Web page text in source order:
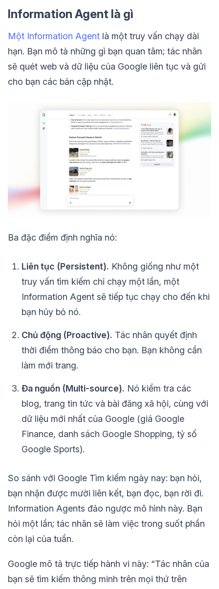
Information Agent là gì
Một Information Agent là một truy vấn chạy dài
hạn. Bạn mô tả những gì bạn quan tâm; tác nhân
sẽ quét web và dữ liệu của Google liên tục và gửi
cho bạn các bản cập nhật.
Ba đặc điểm định nghĩa nó:
Liên tục (Persistent). Không giống như một
truy vấn tìm kiếm chỉ chạy một lần, một
Information Agent sẽ tiếp tục chạy cho đến khi
bạn hủy bỏ nó.
Chủ động (Proactive). Tác nhân quyết định
thời điểm thông báo cho bạn. Bạn không cần
làm mới trang.
Đa nguồn (Multi-source). Nó kiểm tra các
blog, trang tin tức và bài đăng xã hội, cùng với
dữ liệu mới nhất của Google (giá Google
Finance, danh sách Google Shopping, tỷ số
Google Sports).
So sánh với Google Tìm kiếm ngày nay: bạn hỏi,
bạn nhận được mười liên kết, bạn đọc, bạn rời đi.
Information Agents đảo ngược mô hình này. Bạn
hỏi một lần; tác nhân sẽ làm việc trong suốt phần
còn lại của tuần.
Google mô tả trực tiếp hành vi này: “Tác nhân của
bạn sẽ tìm kiếm thông minh trên mọi thứ trên